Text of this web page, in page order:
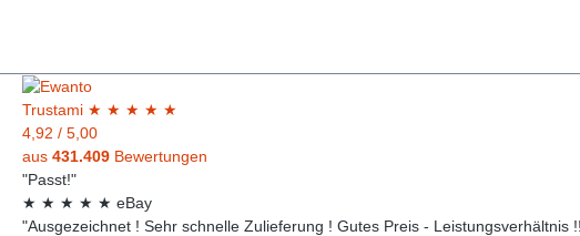
Trustami ★ ★ ★ ★ ★
4,92 / 5,00
aus 431.409 Bewertungen
"Passt!"
★ ★ ★ ★ ★ eBay
"Ausgezeichnet ! Sehr schnelle Zulieferung ! Gutes Preis - Leistungsverhältnis